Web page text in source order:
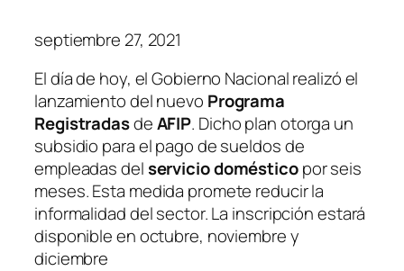
septiembre 27, 2021
El día de hoy, el Gobierno Nacional realizó el
lanzamiento del nuevo Programa
RegistradasdeAFIP. Dicho plan otorga un
subsidio para el pago de sueldos de
empleadas delservicio domésticopor seis
meses. Esta medida promete reducir la
informalidad del sector. La inscripción estará
disponible en octubre, noviembre y
diciembre